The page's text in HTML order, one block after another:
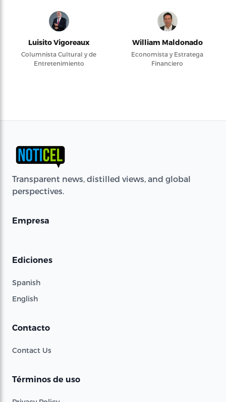
Luisito Vigoreaux
Columnista Cultural y de
Entretenimiento
William Maldonado
Economista y Estratega
Financiero
Transparent news, distilled views, and global
perspectives.
Empresa
Ediciones
Spanish
English
Contacto
Contact Us
Términos de uso